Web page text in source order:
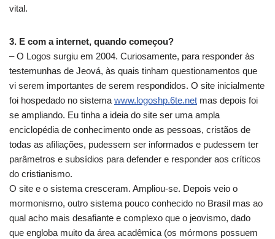
vital.
3. E com a internet, quando começou?
– O Logos surgiu em 2004. Curiosamente, para responder às
testemunhas de Jeová, às quais tinham questionamentos que
vi serem importantes de serem respondidos. O site inicialmente
foi hospedado no sistema www.logoshp.6te.net mas depois foi
se ampliando. Eu tinha a ideia do site ser uma ampla
enciclopédia de conhecimento onde as pessoas, cristãos de
todas as afiliações, pudessem ser informados e pudessem ter
parâmetros e subsídios para defender e responder aos críticos
do cristianismo.
O site e o sistema cresceram. Ampliou-se. Depois veio o
mormonismo, outro sistema pouco conhecido no Brasil mas ao
qual acho mais desafiante e complexo que o jeovismo, dado
que engloba muito da área acadêmica (os mórmons possuem